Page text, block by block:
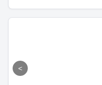
<